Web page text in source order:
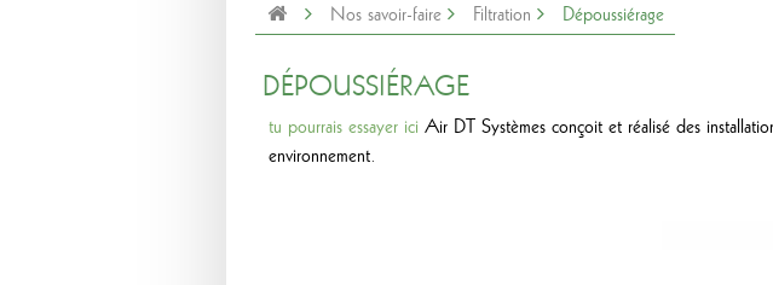
Nos savoir-faire Filtration Dépoussiérage
DÉPOUSSIÉRAGE
tu pourrais essayer ici Air DT Systèmes conçoit et réalisé des
environnement.